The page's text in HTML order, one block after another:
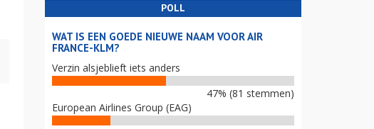
POLL
WAT IS EEN GOEDE NIEUWE NAAM VOOR AIR
FRANCE-KLM?
Verzin alsjeblieft iets anders
47% (81 stemmen)
European Airlines Group (EAG)